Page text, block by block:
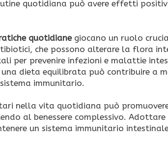
quotidiana può avere effetti
quotidiane giocano un ruolo
che possono alterare la flora
per prevenire infezioni e malattie
dieta equilibrata può contribuire a
immunitario.
nella vita quotidiana può
al benessere complessivo.
un sistema immunitario